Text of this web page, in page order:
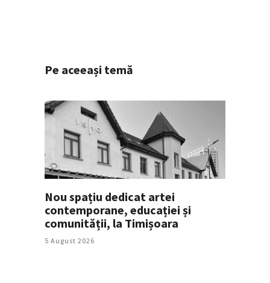
Pe aceeași temă
Nou spațiu dedicat artei
contemporane, educației și
comunității, la Timișoara
5 August 2026